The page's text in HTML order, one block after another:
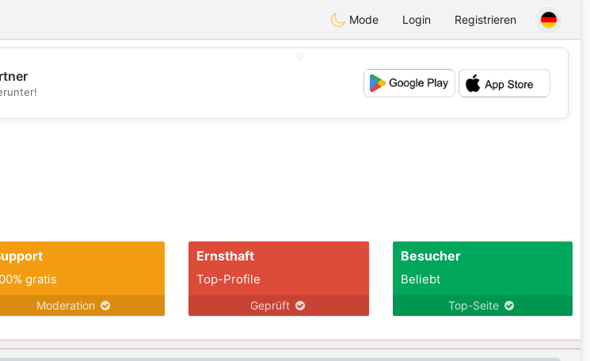
Mode Login Registrieren
💕
gratis
Moderation
Ernsthaft
Top-Profile
Geprüft
Besucher
Beliebt
Top-Seite